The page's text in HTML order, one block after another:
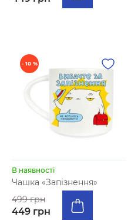
- 10 %
В наявності
Чашка «Запізнення»
499 грн
449 грн